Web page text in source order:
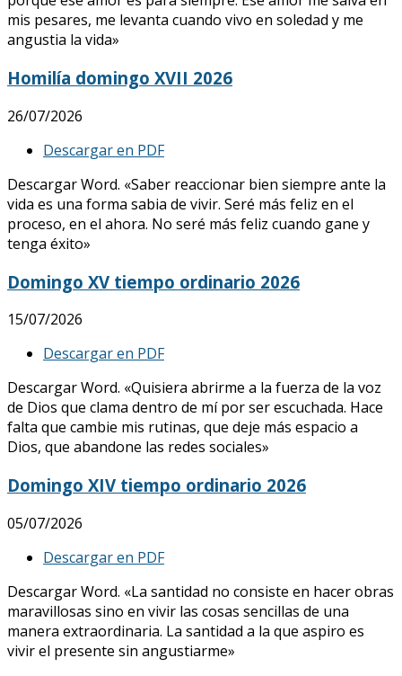
mis pesares, me levanta cuando vivo en soledad y me
angustia la vida»
Homilía domingo XVII 2026
26/07/2026
Descargar en PDF
Descargar Word. «Saber reaccionar bien siempre ante la
vida es una forma sabia de vivir. Seré más feliz en el
proceso, en el ahora. No seré más feliz cuando gane y
tenga éxito»
Domingo XV tiempo ordinario 2026
15/07/2026
Descargar en PDF
Descargar Word. «Quisiera abrirme a la fuerza de la voz
de Dios que clama dentro de mí por ser escuchada. Hace
falta que cambie mis rutinas, que deje más espacio a
Dios, que abandone las redes sociales»
Domingo XIV tiempo ordinario 2026
05/07/2026
Descargar en PDF
Descargar Word. «La santidad no consiste en hacer obras
maravillosas sino en vivir las cosas sencillas de una
manera extraordinaria. La santidad a la que aspiro es
vivir el presente sin angustiarme»